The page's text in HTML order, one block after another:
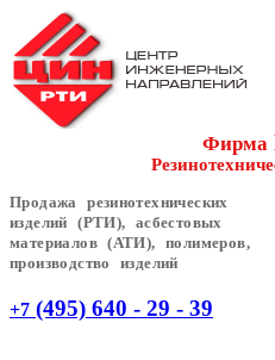
Фирма
Продажа резинотехнических
изделий (РТИ), асбестовых
материалов (АТИ), полимеров,
производство изделий
+7 (495) 640 - 29 - 39